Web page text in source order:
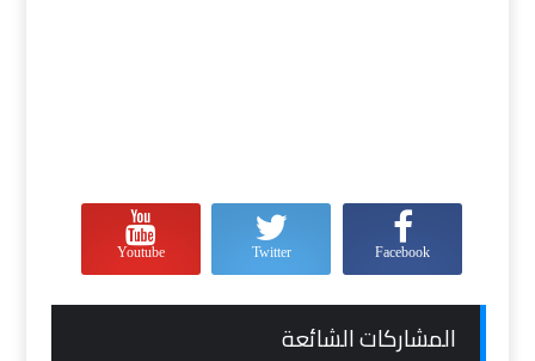
Facebook
Twitter
Youtube
المشاركات الشائعة